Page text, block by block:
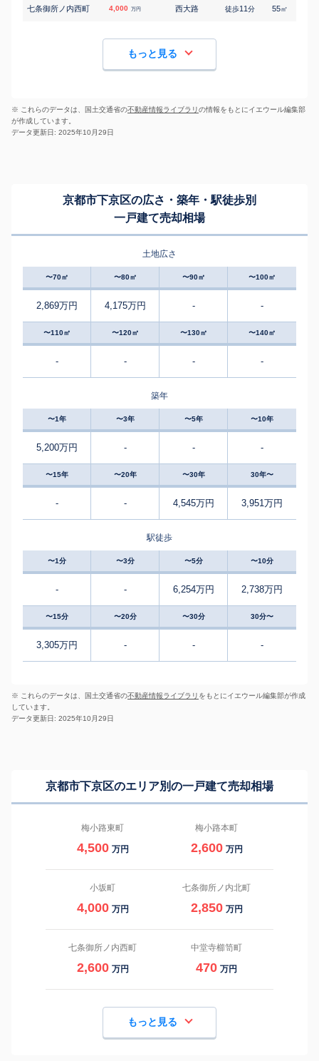
七条御所ノ内西町 4,000 万円 西大路 徒歩11分 55㎡
もっと見る
※ これらのデータは、国土交通省の不動産情報ライブラリの情報をもとにイエウール編集部
が作成しています。
データ更新日: 2025年10月29日
京都市下京区の広さ・築年・駅徒歩別
一戸建て売却相場
土地広さ
〜70㎡ 〜80㎡ 〜90㎡ 〜100㎡
2,869万円 4,175万円 - -
〜110㎡ 〜120㎡ 〜130㎡ 〜140㎡
- - - -
築年
〜1年 〜3年 〜5年 〜10年
5,200万円 - - -
〜15年 〜20年 〜30年 30年〜
- - 4,545万円 3,951万円
駅徒歩
〜1分 〜3分 〜5分 〜10分
- - 6,254万円 2,738万円
〜15分 〜20分 〜30分 30分〜
3,305万円 - - -
※ これらのデータは、国土交通省の不動産情報ライブラリ をもとにイエウール編集部が作成
しています。
データ更新日: 2025年10月29日
京都市下京区のエリア別の一戸建て売却相場
梅小路東町
4,500 万円
梅小路本町
2,600 万円
小坂町
4,000 万円
七条御所ノ内北町
2,850 万円
七条御所ノ内西町
2,600 万円
中堂寺櫛笥町
470 万円
もっと見る